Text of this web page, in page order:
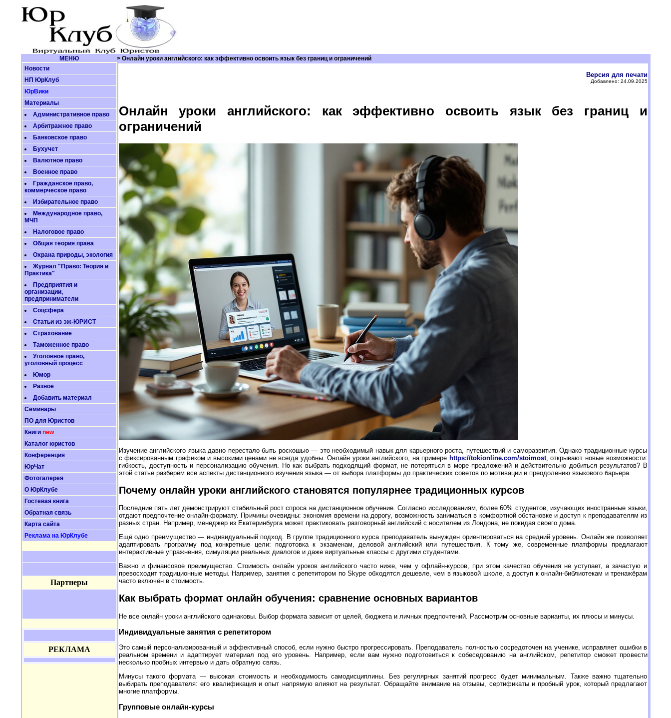
МЕНЮ
> Онлайн уроки английского: как эффективно освоить язык без границ и ограничений
Новости
НП ЮрКлуб
ЮрВики
Материалы
Административное право
Арбитражное право
Банковское право
Бухучет
Валютное право
Военное право
Гражданское право,
коммерческое право
Избирательное право
Международное право,
МЧП
Налоговое право
Общая теория права
Охрана природы, экология
Журнал "Право: Теория и
Практика"
Предприятия и
организации,
предприниматели
Соцсфера
Статьи из эж-ЮРИСТ
Страхование
Таможенное право
Уголовное право,
уголовный процесс
Юмор
Разное
Добавить материал
Семинары
ПО для Юристов
Книги new
Каталог юристов
Конференция
ЮрЧат
Фотогалерея
О ЮрКлубе
Гостевая книга
Обратная связь
Карта сайта
Реклама на ЮрКлубе
Партнеры
РЕКЛАМА
Версия для печати
Добавлено: 24.09.2025
Онлайн уроки английского: как эффективно освоить язык без границ и
ограничений
Изучение английского языка давно перестало быть роскошью — это необходимый навык для карьерного роста, путешествий и саморазвития. Однако традиционные курсы
с фиксированным графиком и высокими ценами не всегда удобны. Онлайн уроки английского, на примере https://tokionline.com/stoimost, открывают новые возможности:
гибкость, доступность и персонализацию обучения. Но как выбрать подходящий формат, не потеряться в море предложений и действительно добиться результатов? В
этой статье разберём все аспекты дистанционного изучения языка — от выбора платформы до практических советов по мотивации и преодолению языкового барьера.
Почему онлайн уроки английского становятся популярнее традиционных курсов
Последние пять лет демонстрируют стабильный рост спроса на дистанционное обучение. Согласно исследованиям, более 60% студентов, изучающих иностранные языки,
отдают предпочтение онлайн-формату. Причины очевидны: экономия времени на дорогу, возможность заниматься в комфортной обстановке и доступ к преподавателям из
разных стран. Например, менеджер из Екатеринбурга может практиковать разговорный английский с носителем из Лондона, не покидая своего дома.
Ещё одно преимущество — индивидуальный подход. В группе традиционного курса преподаватель вынужден ориентироваться на средний уровень. Онлайн же позволяет
адаптировать программу под конкретные цели: подготовка к экзаменам, деловой английский или путешествия. К тому же, современные платформы предлагают
интерактивные упражнения, симуляции реальных диалогов и даже виртуальные классы с другими студентами.
Важно и финансовое преимущество. Стоимость онлайн уроков английского часто ниже, чем у офлайн-курсов, при этом качество обучения не уступает, а зачастую и
превосходит традиционные методы. Например, занятия с репетитором по Skype обходятся дешевле, чем в языковой школе, а доступ к онлайн-библиотекам и тренажёрам
часто включён в стоимость.
Как выбрать формат онлайн обучения: сравнение основных вариантов
Не все онлайн уроки английского одинаковы. Выбор формата зависит от целей, бюджета и личных предпочтений. Рассмотрим основные варианты, их плюсы и минусы.
Индивидуальные занятия с репетитором
Это самый персонализированный и эффективный способ, если нужно быстро прогрессировать. Преподаватель полностью сосредоточен на ученике, исправляет ошибки в
реальном времени и адаптирует материал под его уровень. Например, если вам нужно подготовиться к собеседованию на английском, репетитор сможет провести
несколько пробных интервью и дать обратную связь.
Минусы такого формата — высокая стоимость и необходимость самодисциплины. Без регулярных занятий прогресс будет минимальным. Также важно тщательно
выбирать преподавателя: его квалификация и опыт напрямую влияют на результат. Обращайте внимание на отзывы, сертификаты и пробный урок, который предлагают
многие платформы.
Групповые онлайн-курсы